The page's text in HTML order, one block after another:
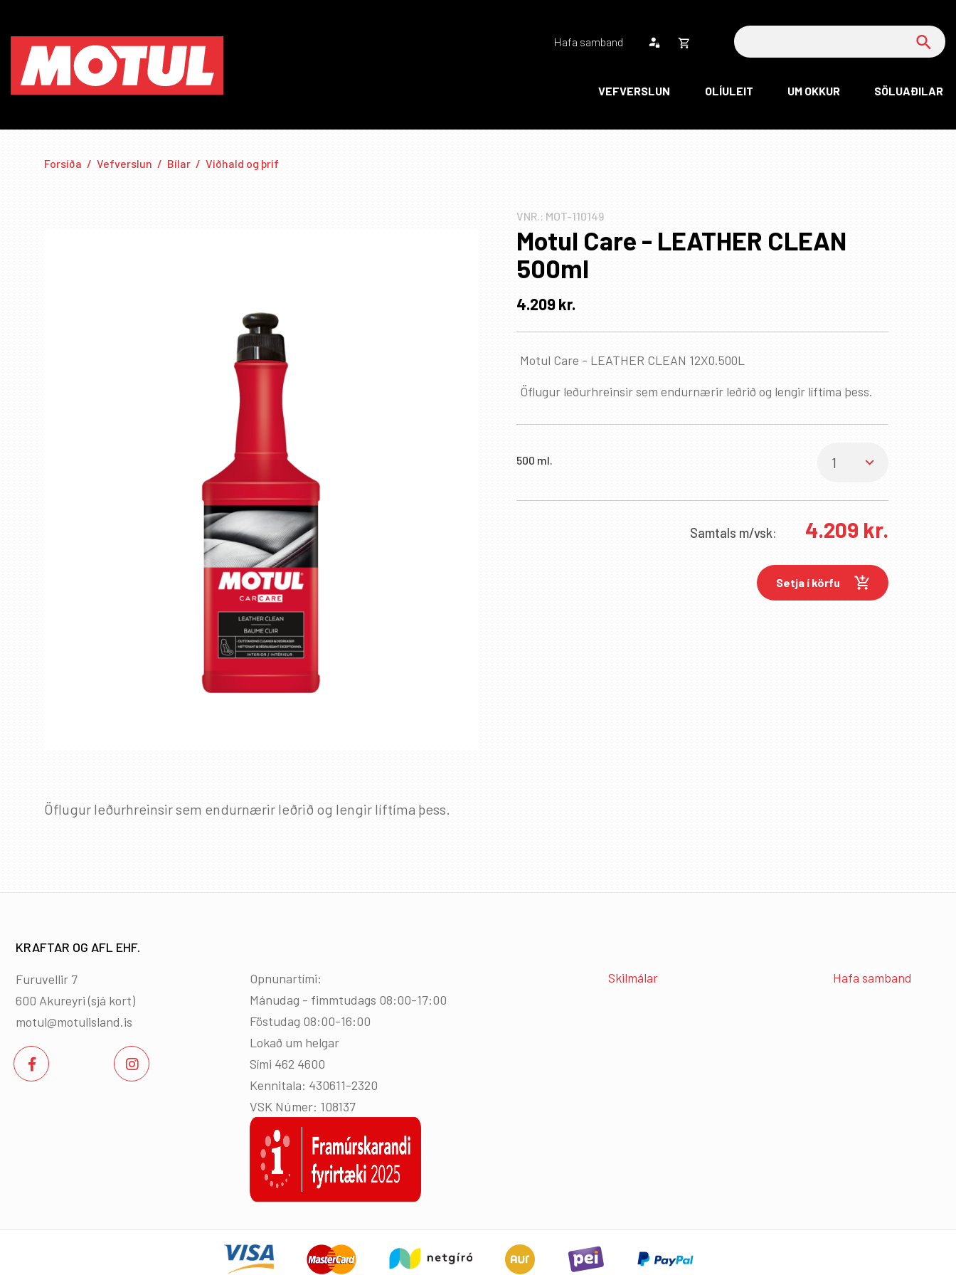
VEFVERSLUN OLÍULEIT UM OKKUR SÖLUAÐILAR
Hafa samband
Endurheimta lykilorð
Opna
körfu
Leita
Forsíða / Vefverslun / Bílar / Viðhald og þrif
VNR.: MOT-110149
Motul Care - LEATHER CLEAN
500ml
4.209kr.
Motul Care - LEATHER CLEAN 12X0.500L
Öflugur leðurhreinsir sem endurnærir leðrið og lengir líftíma þess.
500 ml.
Samtals m/vsk: 4.209 kr.
Setja í körfu
Öflugur leðurhreinsir sem endurnærir leðrið og lengir líftíma þess.
KRAFTAR OG AFL EHF.
Furuvellir 7
600 Akureyri (sjá kort)
motul@motulisland.is
Opnunartími:
Mánudag - fimmtudags 08:00-17:00
Föstudag 08:00-16:00
Lokað um helgar
Sími 462 4600
Kennitala: 430611-2320
VSK Númer: 108137
Skilmálar Hafa samband